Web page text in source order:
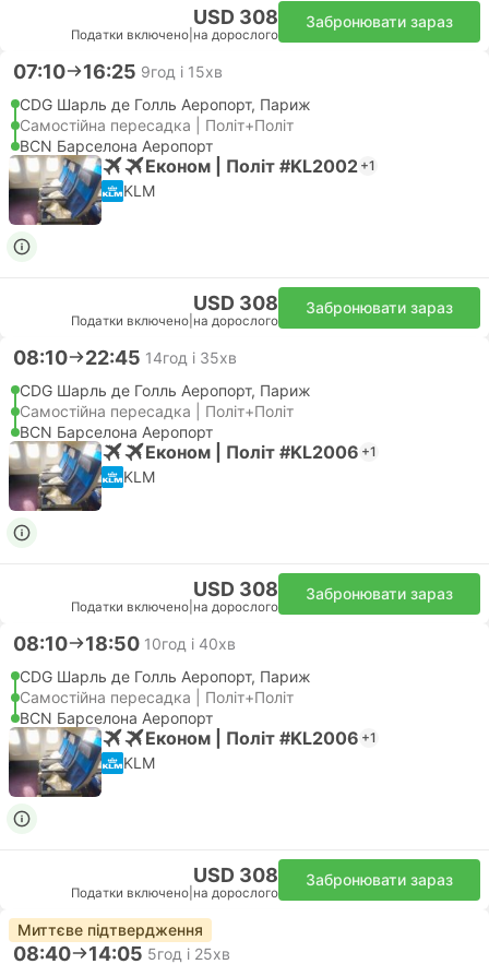
USD 308
Податки включено на дорослого
Забронювати зараз
07:10 16:25 9год і 15хв
CDG Шарль де Голль Аеропорт, Париж
Самостійна пересадка | Політ+Політ
BCN Барселона Аеропорт
Економ | Політ #KL2002 +1
KLM
USD 308
Податки включено на дорослого
Забронювати зараз
08:10 22:45 14год і 35хв
CDG Шарль де Голль Аеропорт, Париж
Самостійна пересадка | Політ+Політ
BCN Барселона Аеропорт
Економ | Політ #KL2006 +1
KLM
USD 308
Податки включено на дорослого
Забронювати зараз
08:10 18:50 10год і 40хв
CDG Шарль де Голль Аеропорт, Париж
Самостійна пересадка | Політ+Політ
BCN Барселона Аеропорт
Економ | Політ #KL2006 +1
KLM
USD 308
Податки включено на дорослого
Забронювати зараз
Миттєве підтвердження
08:40 14:05 5год і 25хв